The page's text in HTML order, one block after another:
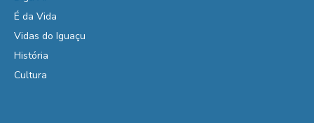
É da Vida
Vidas do Iguaçu
História
Cultura